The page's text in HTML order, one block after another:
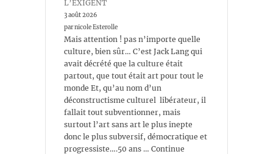
L’EXIGENT
3 août 2026
par nicole Esterolle
Mais attention ! pas n’importe quelle
culture, bien sûr… C’est Jack Lang qui
avait décrété que la culture était
partout, que tout était art pour tout le
monde Et, qu’au nom d’un
déconstructisme culturel libérateur, il
fallait tout subventionner, mais
surtout l’art sans art le plus inepte
donc le plus subversif, démocratique et
progressiste….50 ans … Continue